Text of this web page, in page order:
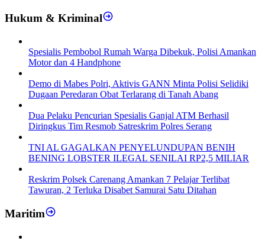
Hukum & Kriminal
Spesialis Pembobol Rumah Warga Dibekuk, Polisi Amankan
Motor dan 4 Handphone
Demo di Mabes Polri, Aktivis GANN Minta Polisi Selidiki
Dugaan Peredaran Obat Terlarang di Tanah Abang
Dua Pelaku Pencurian Spesialis Ganjal ATM Berhasil
Diringkus Tim Resmob Satreskrim Polres Serang
TNI AL GAGALKAN PENYELUNDUPAN BENIH
BENING LOBSTER ILEGAL SENILAI RP2,5 MILIAR
Reskrim Polsek Carenang Amankan 7 Pelajar Terlibat
Tawuran, 2 Terluka Disabet Samurai Satu Ditahan
Maritim